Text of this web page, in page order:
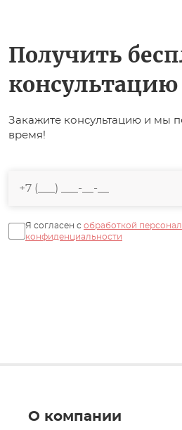
Получить
Закажите консультацию и мы
время!
Я согласен с обработкой
конфиденциальности
О компании